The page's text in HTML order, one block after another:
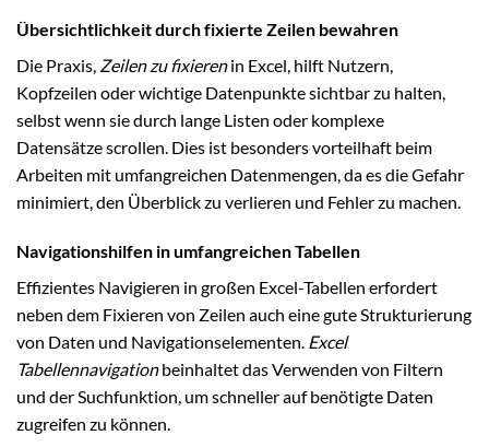
Übersichtlichkeit durch fixierte Zeilen bewahren
Die Praxis, Zeilen zu fixierenin Excel, hilft Nutzern,
Kopfzeilen oder wichtige Datenpunkte sichtbar zu halten,
selbst wenn sie durch lange Listen oder komplexe
Datensätze scrollen. Dies ist besonders vorteilhaft beim
Arbeiten mit umfangreichen Datenmengen, da es die Gefahr
minimiert, den Überblick zu verlieren und Fehler zu machen.
Navigationshilfen in umfangreichen Tabellen
Effizientes Navigieren in großen Excel-Tabellen erfordert
neben dem Fixieren von Zeilen auch eine gute Strukturierung
von Daten und Navigationselementen. Excel
Tabellennavigationbeinhaltet das Verwenden von Filtern
und der Suchfunktion, um schneller auf benötigte Daten
zugreifen zu können.